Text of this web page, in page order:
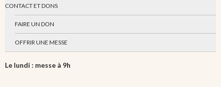
CONTACT ET DONS
FAIRE UN DON
OFFRIR UNE MESSE
Le lundi : messe à 9h